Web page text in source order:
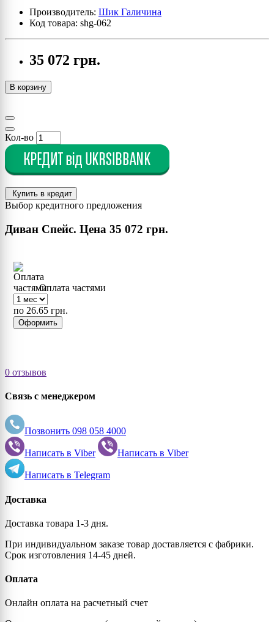
Производитель: Шик Галичина
Код товара: shg-062
35 072 грн.
В корзину
Кол-во
Купить в кредит
Выбор кредитного предложения
Диван Спейс. Цена 35 072 грн.
Оплата частями
по 26.65 грн.
Оформить
0 отзывов
Связь с менеджером
Позвонить 098 058 4000
Написать в Viber Написать в Viber
Написать в Telegram
Доставка
Доставка товара 1-3 дня.
При индивидуальном заказе товар доставляется с фабрики.
Срок изготовления 14-45 дней.
Оплата
Онлайн оплата на расчетный счет